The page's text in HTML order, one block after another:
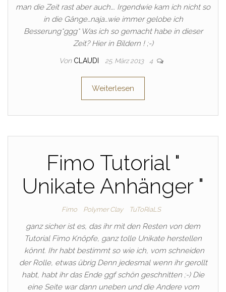
man die Zeit rast aber auch…. Irgendwie kam ich nicht so
in die Gänge…naja…wie immer gelobe ich
Besserung*ggg* Was ich so gemacht habe in dieser
Zeit? Hier in Bildern ! ;-)
Von CLAUDI 25. März 2013 4
Weiterlesen
Fimo Tutorial "
Unikate Anhänger "
Fimo Polymer Clay TuToRiaLS
ganz sicher ist es, das ihr mit den Resten von dem
Tutorial Fimo Knöpfe, ganz tolle Unikate herstellen
könnt. Ihr habt bestimmt so wie ich, vom schneiden
der Rolle, etwas übrig Denn jedesmal wenn ihr gerollt
habt, habt ihr das Ende ggf schön geschnitten ;-) Die
eine Seite war dann uneben und die Andere vom